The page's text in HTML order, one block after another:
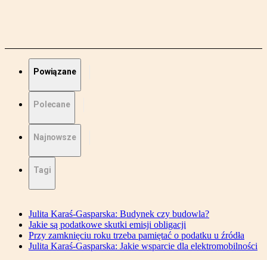
Powiązane
Polecane
Najnowsze
Tagi
Julita Karaś-Gasparska: Budynek czy budowla?
Jakie są podatkowe skutki emisji obligacji
Przy zamknięciu roku trzeba pamiętać o podatku u źródła
Julita Karaś-Gasparska: Jakie wsparcie dla elektromobilności